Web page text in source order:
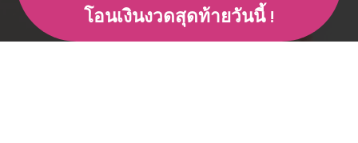
โอนเงินงวดสุดท้ายวันนี้ !